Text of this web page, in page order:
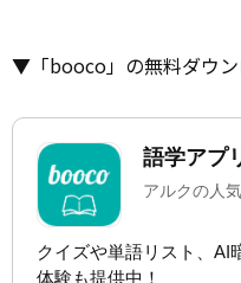
▼「booco」の無料ダウン